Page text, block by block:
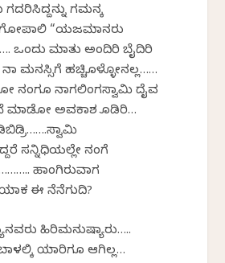
ಗಮನಕ್ಕೆ
ಗೋಪಾಲಿ “ಯಜಮಾನರು
ಒಂದು ಮಾತು ಅಂದಿರಿ ಬೈದಿರಿ
ಮನಸ್ಸಿಗೆ ಹಚ್ಚಿಕೊಳ್ಳೋನಲ್ಲ……
ನಂಗೂ ನಾಗಲಿಂಗಸ್ವಾಮಿ ದೈವ
ಮಾಡೋ ಅವಕಾಶ ಕೊಡಿರಿ…
ಸನ್ನಿಧಿಯಲ್ಲೇ ನಂಗೆ
ಹಾಂಗಿರುವಾಗ
ಈ ನೆನೆಗುದಿ?
ಹಿರಿಮನುಷ್ಯಾರು…..
ಯಾರಿಗೂ ಆಗಿಲ್ಲ…